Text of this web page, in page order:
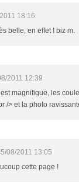
18:16
belle, en effet ! biz m.
2011 12:39
magnifique, les
/> et la photo
08/2011 13:05
cette page !